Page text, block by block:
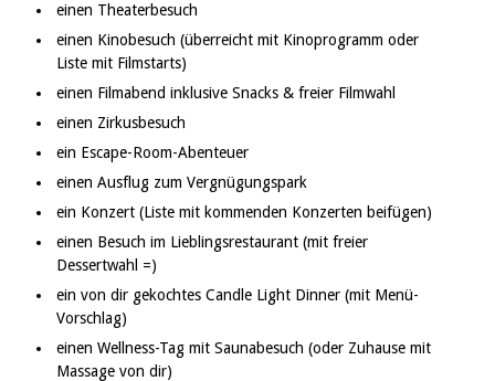
einen Theaterbesuch
einen Kinobesuch (überreicht mit Kinoprogramm oder
Liste mit Filmstarts)
einen Filmabend inklusive Snacks & freier Filmwahl
einen Zirkusbesuch
ein Escape-Room-Abenteuer
einen Ausflug zum Vergnügungspark
ein Konzert (Liste mit kommenden Konzerten beifügen)
einen Besuch im Lieblingsrestaurant (mit freier
Dessertwahl =)
ein von dir gekochtes Candle Light Dinner (mit Menü-
Vorschlag)
einen Wellness-Tag mit Saunabesuch (oder Zuhause mit
Massage von dir)